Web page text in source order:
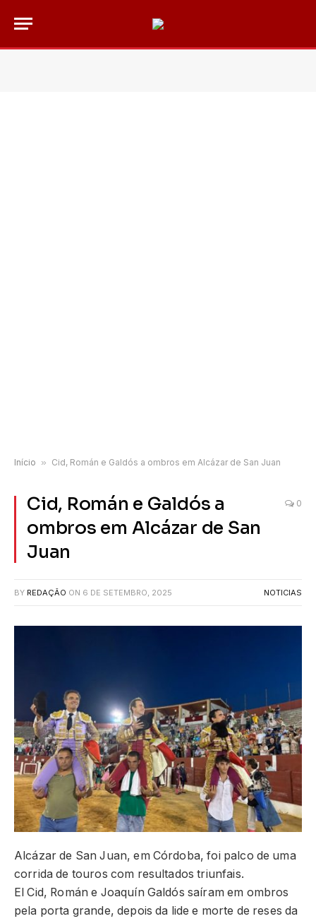
Início » Cid, Román e Galdós a ombros em Alcázar de San Juan
Cid, Román e Galdós a
ombros em Alcázar de San
Juan
0
BY REDAÇÃO ON 6 DE SETEMBRO, 2025 NOTICIAS
Alcázar de San Juan, em Córdoba, foi palco de uma
corrida de touros com resultados triunfais.
El Cid, Román e Joaquín Galdós saíram em ombros
pela porta grande, depois da lide e morte de reses da